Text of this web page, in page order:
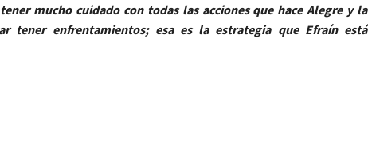
mucho cuidado con todas las acciones que hace Alegre y la
tener enfrentamientos; esa es la estrategia que Efraín está